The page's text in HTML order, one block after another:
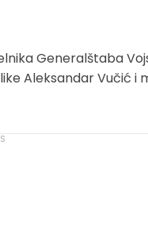
Generalštaba
Aleksandar Vučić i